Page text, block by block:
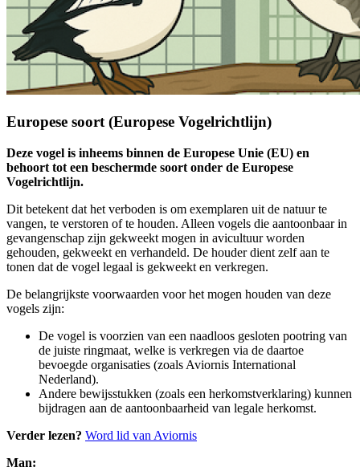
Europese soort (Europese Vogelrichtlijn)
Deze vogel is inheems binnen de Europese Unie (EU) en
behoort tot een beschermde soort onder de Europese
Vogelrichtlijn.
Dit betekent dat het verboden is om exemplaren uit de natuur te
vangen, te verstoren of te houden. Alleen vogels die aantoonbaar in
gevangenschap zijn gekweekt mogen in avicultuur worden
gehouden, gekweekt en verhandeld. De houder dient zelf aan te
tonen dat de vogel legaal is gekweekt en verkregen.
De belangrijkste voorwaarden voor het mogen houden van deze
vogels zijn:
De vogel is voorzien van een naadloos gesloten pootring van
de juiste ringmaat, welke is verkregen via de daartoe
bevoegde organisaties (zoals Aviornis International
Nederland).
Andere bewijsstukken (zoals een herkomstverklaring) kunnen
bijdragen aan de aantoonbaarheid van legale herkomst.
Verder lezen? Word lid van Aviornis
Man: